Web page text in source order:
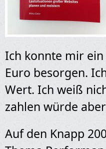
Ich konnte mir
Euro besorgen.
Wert. Ich weiß
zahlen würde
Auf den Knapp